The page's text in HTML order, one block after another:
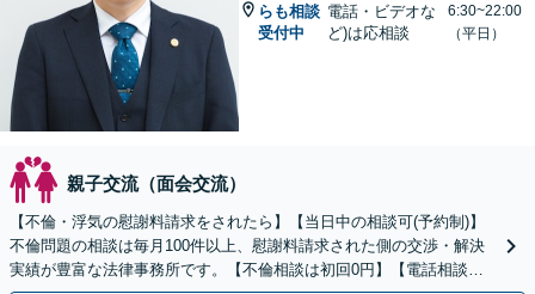
らも相談
受付中
電話・ビデオな
ど)は応相談
6:30~22:00
（平日）
親子交流（面会交流）
【不倫・浮気の慰謝料請求をされたら】【当日中の相談可(予約制)】
不倫問題の相談は毎月100件以上、慰謝料請求された側の交渉・解決
実績が豊富な法律事務所です。【不倫相談は初回0円】【電話相談で